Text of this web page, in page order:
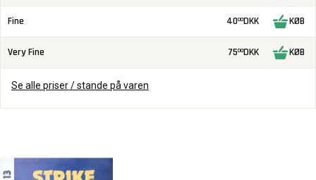
Fine 4000DKK KØB
Very Fine 7500DKK KØB
Se alle priser / stande på varen